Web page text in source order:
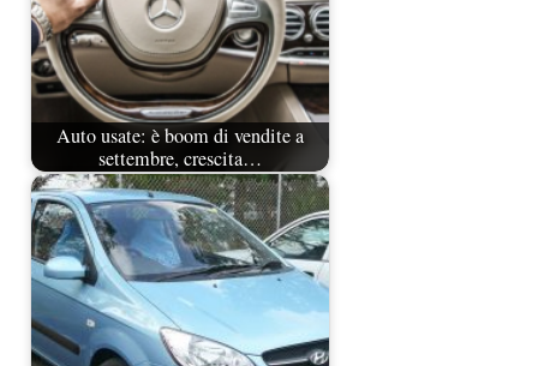
Auto usate: è boom di vendite a
settembre, crescita…